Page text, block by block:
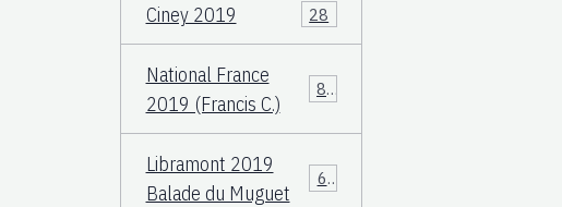
Ciney 2019 28
National France
2019 (Francis C.)
83
Libramont 2019
Balade du Muguet
60